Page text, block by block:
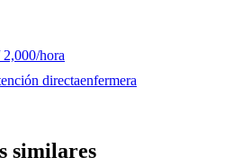
2,000/hora
directaenfermera
similares